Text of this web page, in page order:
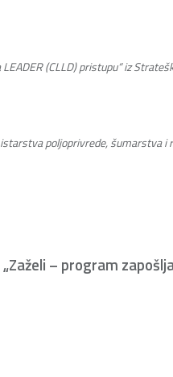
(CLLD) pristupu“ iz
poljoprivrede, šumarstva i
– program